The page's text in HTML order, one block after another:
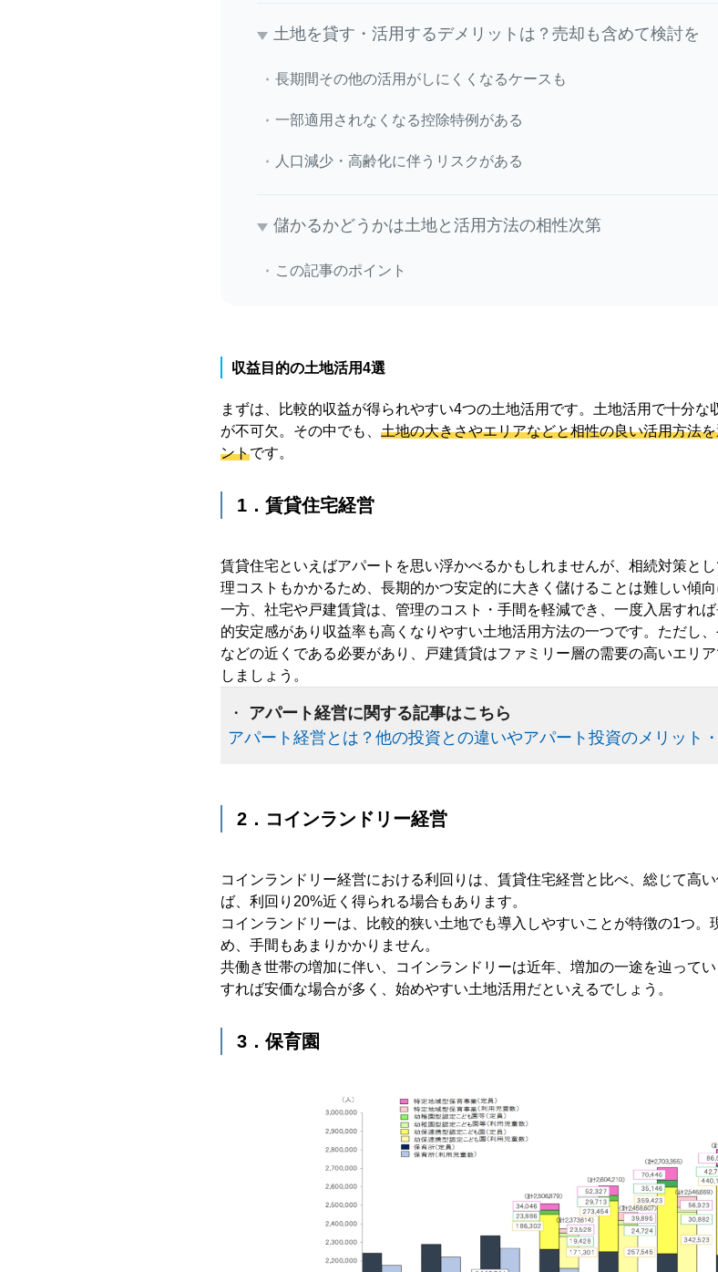
土地を貸す・活用するデメリットは？売却も含めて検討を
長期間その他の活用がしにくくなるケースも
一部適用されなくなる控除特例がある
人口減少・高齢化に伴うリスクがある
儲かるかどうかは土地と活用方法の相性次第
この記事のポイント
収益目的の土地活用4選
まずは、比較的収益が得られやすい4つの土地活用です。土地活用で十分
が不可欠。その中でも、 土地の大きさやエリアなどと相性の良い活用方法
ントです。
1．賃貸住宅経営
賃貸住宅といえばアパートを思い浮かべるかもしれませんが、相続対策と
理コストもかかるため、長期的かつ安定的に大きく儲けることは難しい傾向
一方、社宅や戸建賃貸は、管理のコスト・手間を軽減でき、一度入居すれ
的安定感があり収益率も高くなりやすい土地活用方法の一つです。ただし
などの近くである必要があり、戸建賃貸はファミリー層の需要の高いエリ
しましょう。
・ アパート経営に関する記事はこちら
アパート経営とは？他の投資との違いやアパート投資のメリット
2．コインランドリー経営
コインランドリー経営における利回りは、賃貸住宅経営と比べ、総じて高
ば、利回り20%近く得られる場合もあります。
コインランドリーは、比較的狭い土地でも導入しやすいことが特徴の1つ
め、手間もあまりかかりません。
共働き世帯の増加に伴い、コインランドリーは近年、増加の一途を辿って
すれば安価な場合が多く、始めやすい土地活用だといえるでしょう。
3．保育園